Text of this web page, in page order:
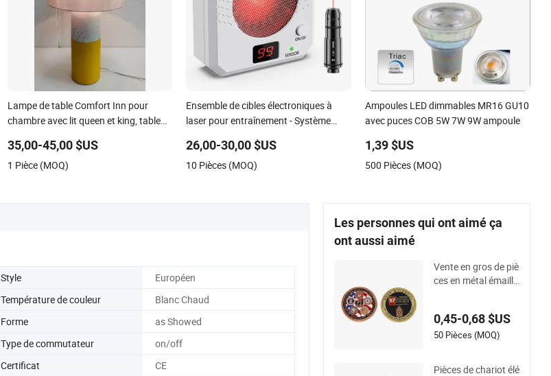
Lampe de table Comfort Inn pour
chambre avec lit queen et king, table
lampe d'hôtel, décoration intérieure,
éclairage
35,00-45,00 $US
1 Pièce (MOQ)
Ensemble de cibles électroniques à
laser pour entraînement - Système
26,00-30,00 $US
10 Pièces (MOQ)
Ampoules LED dimmables MR16 GU10
avec puces COB 5W 7W 9W ampoule
1,39 $US
500 Pièces (MOQ)
Style
Européen
Température de couleur
Blanc Chaud
Forme
as Showed
Type de commutateur
on/off
Certificat CE
Les personnes qui ont aimé ça
ont aussi aimé
Vente en gros de piè
ces en métal émaillé
épliques de pirates
magiques étrangers
0,45-0,68 $US
50 Pièces (MOQ)
Pièces de chariot élé